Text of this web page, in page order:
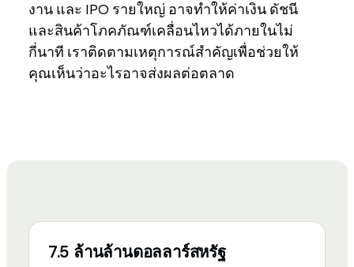
งาน และ IPO รายใหญ่ อาจทำให้ค่าเงิน ดัชนี
และสินค้าโภคภัณฑ์เคลื่อนไหวได้ภายในไม่
กี่นาที เราติดตามเหตุการณ์สำคัญเพื่อช่วยให้
คุณเห็นว่าอะไรอาจส่งผลต่อตลาด
7.5 ล้านล้านดอลลาร์สหรัฐ